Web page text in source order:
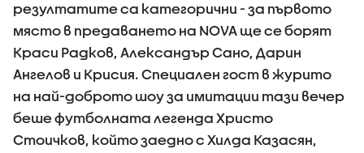
резултатите са категорични - за първото
място в предаването на NOVA ще се борят
Краси Радков, Александър Сано, Дарин
Ангелов и Крисия. Специален гост в журито
на най-доброто шоу за имитации тази вечер
беше футболната легенда Христо
Стоичков, който заедно с Хилда Казасян,